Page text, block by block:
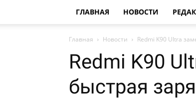
ГЛАВНАЯ НОВОСТИ
Главная Новости Redmi K90 Ultra
Redmi K90
быстрая